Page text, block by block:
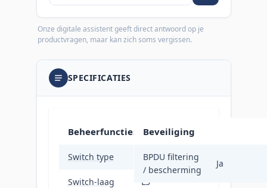
Onze digitale assistent geeft direct antwoord op je
productvragen, maar kan zich soms vergissen.
SPECIFICATIES
Beheerfuncties
Switch type Managed
Switch-laag L3
Beveiliging
BPDU filtering
/ bescherming
Ja